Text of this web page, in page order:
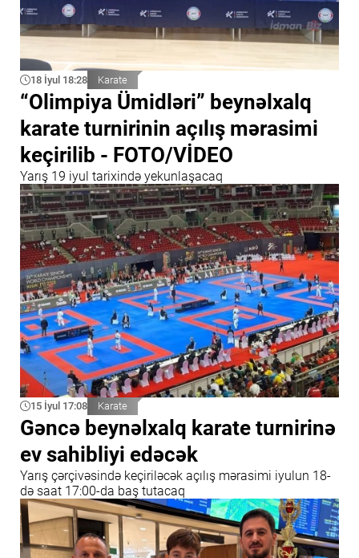
18 İyul 18:28 Karate
“Olimpiya Ümidləri” beynəlxalq
karate turnirinin açılış mərasimi
keçirilib - FOTO/VİDEO
Yarış 19 iyul tarixində yekunlaşacaq
15 İyul 17:08 Karate
Gəncə beynəlxalq karate turnirinə
ev sahibliyi edəcək
Yarış çərçivəsində keçiriləcək açılış mərasimi iyulun 18-
də saat 17:00-da baş tutacaq